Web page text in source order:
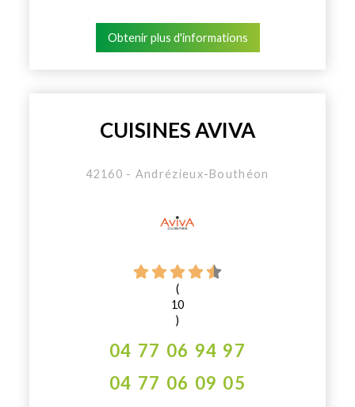
Obtenir plus d'informations
CUISINES AVIVA
42160 - Andrézieux-Bouthéon
(
10
)
04 77 06 94 97
04 77 06 09 05